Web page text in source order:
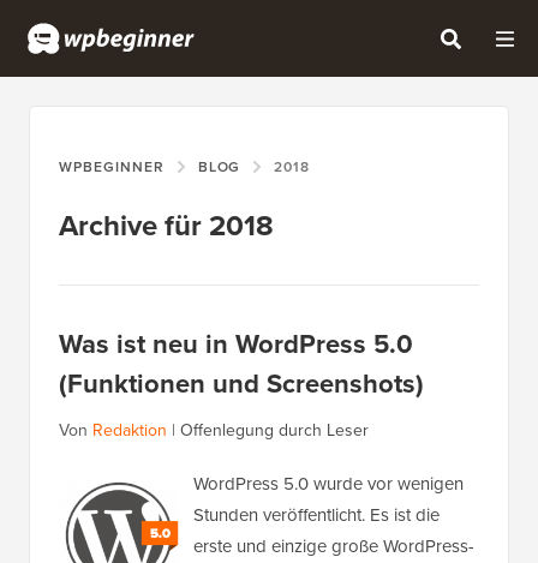
WPBEGINNER BLOG 2018
Archive für 2018
Was ist neu in WordPress 5.0
(Funktionen und Screenshots)
Von Redaktion | Offenlegung durch Leser
WordPress 5.0 wurde vor wenigen
Stunden veröffentlicht. Es ist die
erste und einzige große WordPress-